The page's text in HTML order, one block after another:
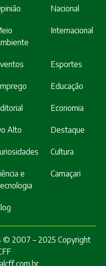
Nacional
Internacional
Esportes
Educação
Economia
Alto Destaque
Cultura
e
Camaçari
© 2007 – 2025 Copyright